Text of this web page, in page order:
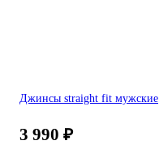
Джинсы straight fit мужские
3 990 ₽